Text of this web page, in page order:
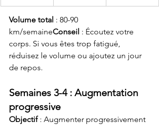
Volume total : 80-90
km/semaineConseil : Écoutez votre
corps. Si vous êtes trop fatigué,
réduisez le volume ou ajoutez un jour
de repos.
Semaines 3-4 : Augmentation
progressive
Objectif : Augmenter progressivement